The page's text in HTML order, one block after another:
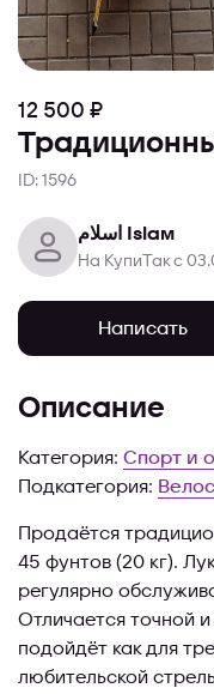
12 500 ₽
ID: 1596
اسلام Islam
На КупиТак с
Написать
Описание
Категория: Спорт и
Подкатегория:
Продаётся
45 фунтов (20 кг).
регулярно
Отличается точной
подойдёт как для
любительской